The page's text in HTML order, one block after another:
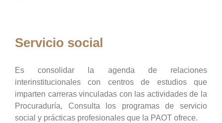
Servicio social
Es consolidar la agenda de relaciones
interinstitucionales con centros de estudios que
imparten carreras vinculadas con las actividades de la
Procuraduría, Consulta los programas de servicio
social y prácticas profesionales que la PAOT ofrece.